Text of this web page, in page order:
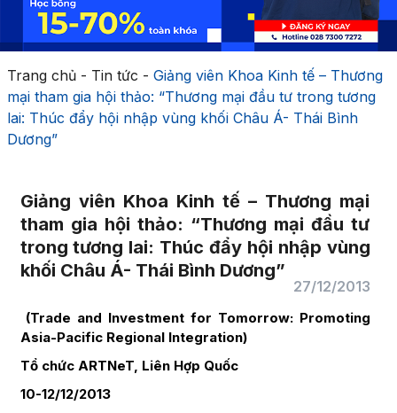
Trang chủ- Tin tức - Giảng viên Khoa Kinh tế – Thương
mại tham gia hội thảo: “Thương mại đầu tư trong tương
lai: Thúc đẩy hội nhập vùng khối Châu Á- Thái Bình
Dương”
Giảng viên Khoa Kinh tế – Thương mại
tham gia hội thảo: “Thương mại đầu tư
trong tương lai: Thúc đẩy hội nhập vùng
khối Châu Á- Thái Bình Dương”
27/12/2013
(Trade and Investment for Tomorrow: Promoting
Asia-Pacific Regional Integration)
Tổ chức ARTNeT, Liên Hợp Quốc
10-12/12/2013